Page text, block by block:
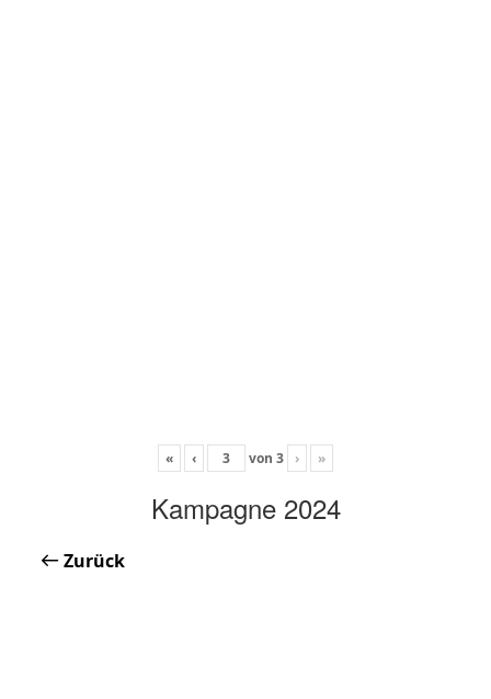
« ‹ von 3 › »
Kampagne 2024
Zurück